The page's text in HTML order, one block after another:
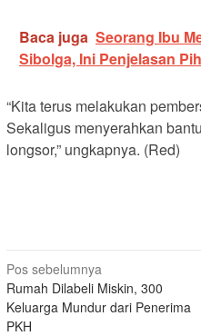
Baca juga Seorang Ibu
Sibolga, Ini Penjelasan
“Kita terus melakukan
Sekaligus menyerahkan
longsor,” ungkapnya. (Red)
Navigasi
pos
Pos sebelumnya
Rumah Dilabeli Miskin, 300
Keluarga Mundur dari Penerima
PKH